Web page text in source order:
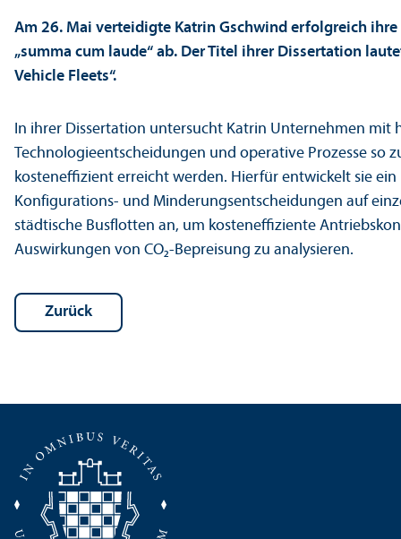
Am 26. Mai verteidigte Katrin Gschwind erfolgreich
„summa cum laude“ ab. Der Titel ihrer Dissertation
Vehicle Fleets“.
In ihrer Dissertation unter­sucht Katrin Unter­nehmen
Technologieentscheidungen und operative Prozesse so
kosteneffizient erreicht werden. Hierfür entwickelt sie
Konfigurations- und Minderungs­entscheidungen auf
städtische Busflotten an, um kosteneffiziente
Aus­wirkungen von CO₂-Bepreisung zu analysieren.
Zurück